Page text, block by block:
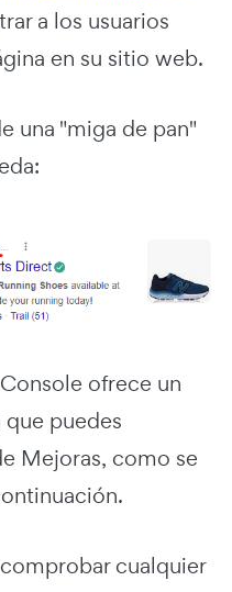
a los usuarios
en su sitio web.
una "miga de pan"
ofrece un
puedes
Mejoras, como se
cualquier